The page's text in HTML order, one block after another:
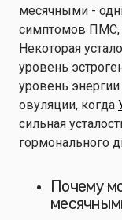
месячными -
симптомов
Некоторая
уровень
уровень
овуляции, когда
сильная
гормонального
Почему